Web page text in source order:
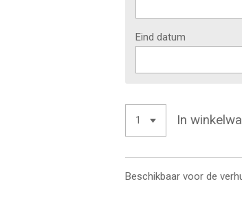
Eind datum
In
Beschikbaar voor de